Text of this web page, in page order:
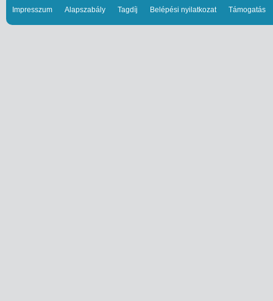
Impresszum Alapszabály Tagdíj Belépési nyilatkozat Támogatás